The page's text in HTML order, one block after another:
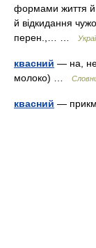
формами життя й
й відкидання
перен.,… …
квасний — на,
молоко) …
квасний —